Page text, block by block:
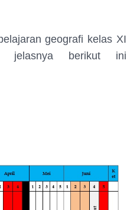
geografi kelas XI
jelasnya berikut ini